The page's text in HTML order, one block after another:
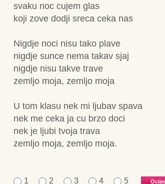
svaku noc cujem glas
koji zove dodji sreca ceka nas
Nigdje noci nisu tako plave
nigdje sunce nema takav sjaj
nigdje nisu takve trave
zemljo moja, zemljo moja
U tom klasu nek mi ljubav spava
nek me ceka ja cu brzo doci
nek je ljubi tvoja trava
zemljo moja, zemljo moja.
1 2 3 4 5